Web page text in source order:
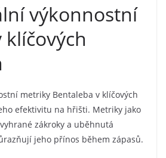
výkonnostní
metriky Bentaleba v klíčových
efektivitu na hřišti. Metriky jako
zákroky a uběhnutá
jeho přínos během zápasů.